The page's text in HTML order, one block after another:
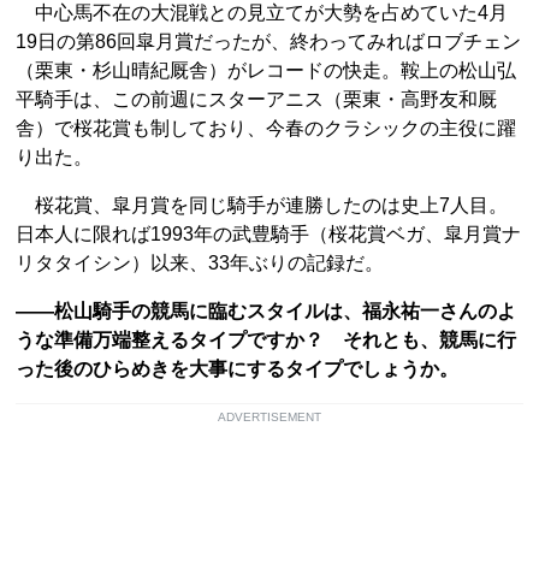
中心馬不在の大混戦との見立てが大勢を占めていた4月
19日の第86回皐月賞だったが、終わってみればロブチェン
（栗東・杉山晴紀厩舎）がレコードの快走。鞍上の松山弘
平騎手は、この前週にスターアニス（栗東・高野友和厩
舎）で桜花賞も制しており、今春のクラシックの主役に躍
り出た。
桜花賞、皐月賞を同じ騎手が連勝したのは史上7人目。
日本人に限れば1993年の武豊騎手（桜花賞ベガ、皐月賞ナ
リタタイシン）以来、33年ぶりの記録だ。
――松山騎手の競馬に臨むスタイルは、福永祐一さんのよ
うな準備万端整えるタイプですか？ それとも、競馬に行
った後のひらめきを大事にするタイプでしょうか。
ADVERTISEMENT